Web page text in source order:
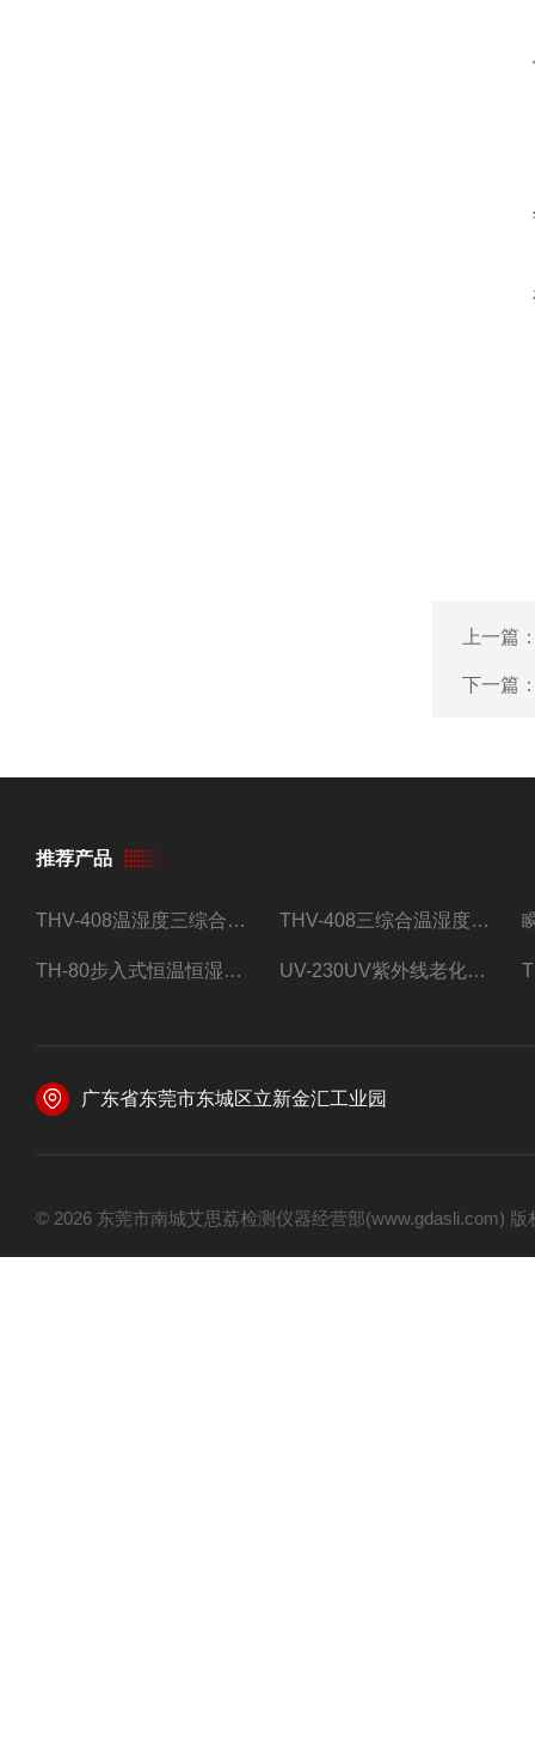
上一篇
下一篇
推荐产品
THV-408温湿度三综合试验箱 THV-408三综合温湿度振动试验箱
TH-80步入式恒温恒湿试验房 UV-230UV紫外线老化试验箱
广东省东莞市东城区立新金汇工业园
© 2026 东莞市南城艾思荔检测仪器经营部(www.gdasli.com)